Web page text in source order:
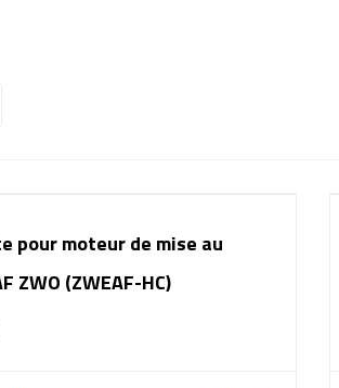
pour moteur de mise au
ZWO (ZWEAF-HC)